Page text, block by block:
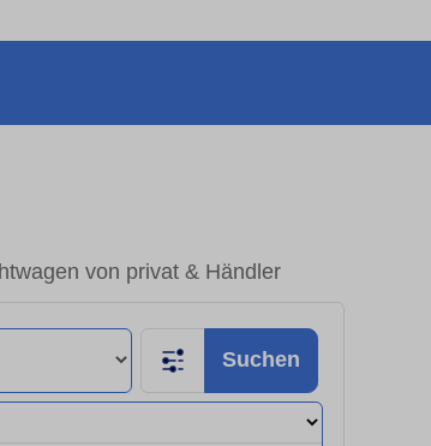
von privat & Händler
Suchen